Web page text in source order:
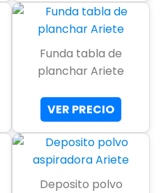
Funda tabla de
planchar Ariete
VER PRECIO
Deposito polvo